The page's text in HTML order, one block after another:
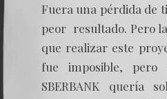
Fuera una pérdida de
peor resultado. Pero
que realizar este
fue imposible,
SBERBANK quería